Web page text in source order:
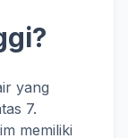
yang
7.
memiliki